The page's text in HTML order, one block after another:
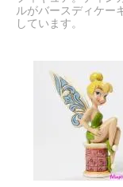
ルがバースディケー
しています。